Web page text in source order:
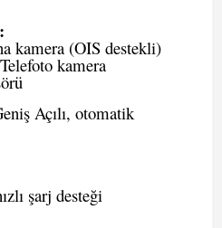
kamera (OIS destekli)
kamera
Açılı, otomatik
şarj desteği